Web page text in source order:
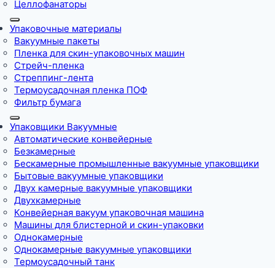
Целлофанаторы
Упаковочные материалы
Вакуумные пакеты
Пленка для скин-упаковочных машин
Стрейч-пленка
Стреппинг-лента
Термоусадочная пленка ПОФ
Фильтр бумага
Упаковщики Вакуумные
Автоматические конвейерные
Безкамерные
Бескамерные промышленные вакуумные упаковщики
Бытовые вакуумные упаковщики
Двух камерные вакуумные упаковщики
Двухкамерные
Конвейерная вакуум упаковочная машина
Машины для блистерной и скин-упаковки
Однокамерные
Однокамерные вакуумные упаковщики
Термоусадочный танк